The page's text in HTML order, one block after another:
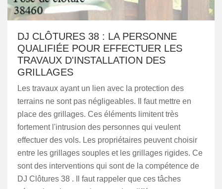
DJ CLÔTURES 38 : LA PERSONNE
QUALIFIÉE POUR EFFECTUER LES
TRAVAUX D'INSTALLATION DES
GRILLAGES
Les travaux ayant un lien avec la protection des
terrains ne sont pas négligeables. Il faut mettre en
place des grillages. Ces éléments limitent très
fortement l'intrusion des personnes qui veulent
effectuer des vols. Les propriétaires peuvent choisir
entre les grillages souples et les grillages rigides. Ce
sont des interventions qui sont de la compétence de
DJ Clôtures 38 . Il faut rappeler que ces tâches